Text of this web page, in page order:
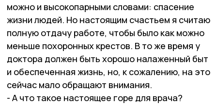
можно и высокопарными словами: спасение
жизни людей. Но настоящим счастьем я считаю
полную отдачу работе, чтобы было как можно
меньше похоронных крестов. В то же время у
доктора должен быть хорошо налаженный быт
и обеспеченная жизнь, но, к сожалению, на это
сейчас мало обращают внимания.
- А что такое настоящее горе для врача?